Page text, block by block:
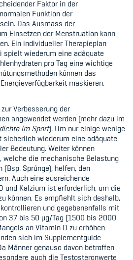
Faktor in der
Funktion der
Das Ausmass der
Einsetzen der Menstruation kann
Ein individueller Therapieplan
spielt wiederum eine adäquate
pro Tag eine wichtige
können das
maskieren.
Verbesserung der
angewendet werden (mehr dazu im
im Sport). Um nur einige wenige
sicherlich wiederum eine adäquate
Bedeutung. Weiter können
welche die mechanische Belastung
Sprünge), helfen, den
Auch eine ausreichende
und Kalzium ist erforderlich, um die
können. Es empfiehlt sich deshalb,
und gegebenenfalls mit
37 bis 50 µg/Tag (1500 bis 2000
an Vitamin D zu erhöhen
sich im Supplementguide
Männer genauso davon betroffen
auch die Testosteronwerte